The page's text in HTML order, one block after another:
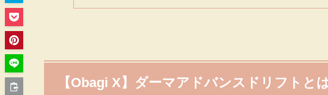
【Obagi X】ダーマアドバンスドリフトと